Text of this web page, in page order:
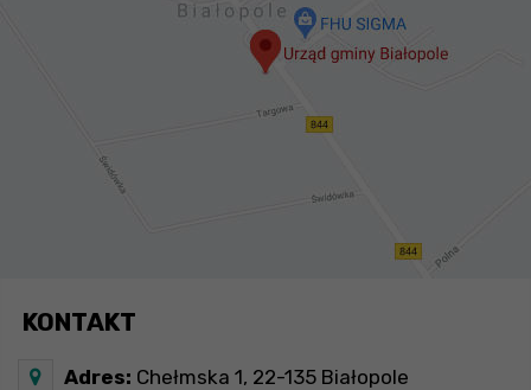
KONTAKT
Adres: Chełmska 1, 22-135 Białopole